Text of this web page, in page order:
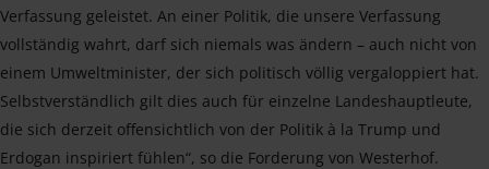
Verfassung geleistet. An einer Politik, die unsere Verfassung
vollständig wahrt, darf sich niemals was ändern – auch nicht von
einem Umweltminister, der sich politisch völlig vergaloppiert hat.
Selbstverständlich gilt dies auch für einzelne Landeshauptleute,
die sich derzeit offensichtlich von der Politik à la Trump und
Erdogan inspiriert fühlen“, so die Forderung von Westerhof.